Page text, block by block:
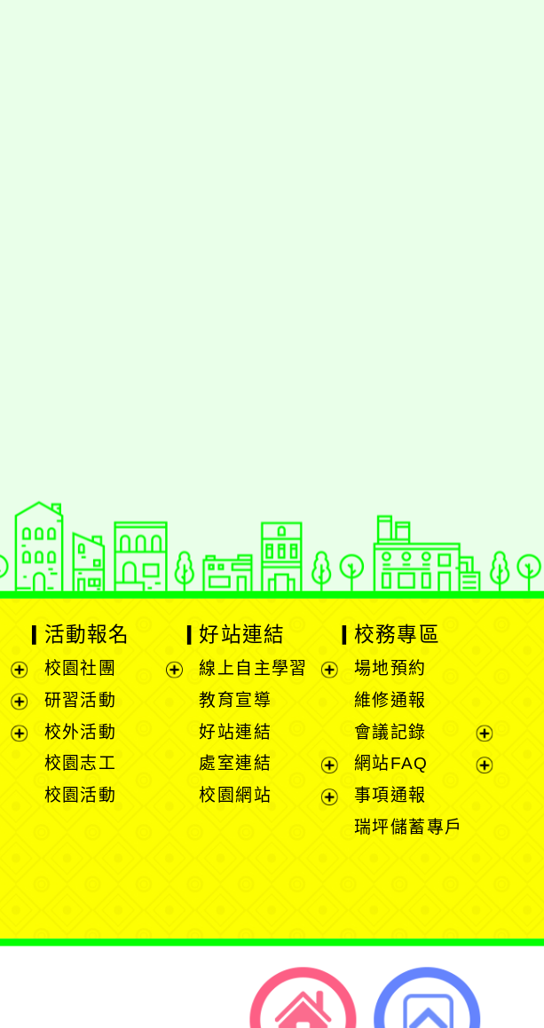
展
開
選
展
開
活動報名
校園社團
研習活動
校外活動
校園志工
校園活動
好站連結
線上自主學習
單
教育宣導
好站連結
處室連結
展
校園網站
校務專區
場地預約
維修通報
會議記錄
展
網站FAQ
事項通報
瑞坪儲蓄專戶